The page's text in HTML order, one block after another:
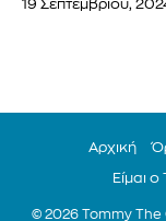
19 Σεπτεμβρίου,
Αρχική
Είμαι
© 2026 Tommy The